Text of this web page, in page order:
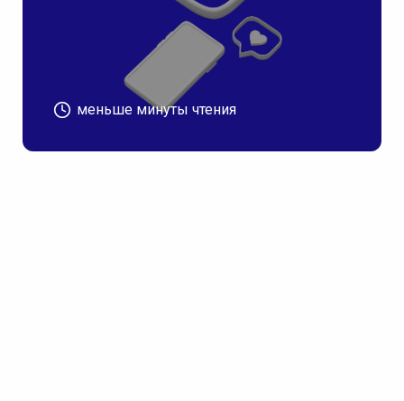
меньше минуты чтения